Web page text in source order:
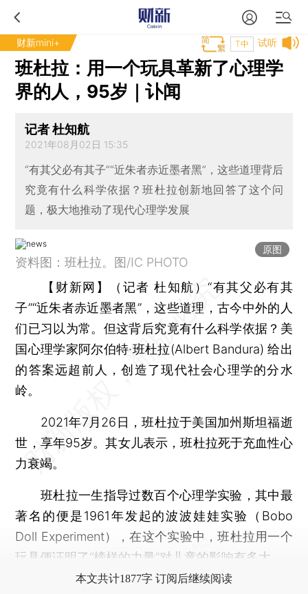
财新mini+ 试听
T中
班杜拉：用一个玩具革新了心理学
界的人，95岁｜讣闻
记者 杜知航
2021年08月02日 15:35
“有其父必有其子”“近朱者赤近墨者黑”，这些道理背后
究竟有什么科学依据？班杜拉创新地回答了这个问
题，极大地推动了现代心理学发展
原图
资料图：班杜拉。图/IC PHOTO
【财新网】（记者 杜知航）“有其父必有其
子”“近朱者赤近墨者黑”，这些道理，古今中外的人
们已习以为常。但这背后究竟有什么科学依据？美
国心理学家阿尔伯特·班杜拉(Albert Bandura) 给出
的答案远超前人，创造了现代社会心理学的分水
岭。
2021年7月26日，班杜拉于美国加州斯坦福逝
世，享年95岁。其女儿表示，班杜拉死于充血性心
力衰竭。
班杜拉一生指导过数百个心理学实验，其中最
著名的便是1961年发起的波波娃娃实验（Bobo
Doll Experiment），在这个实验中，班杜拉用一个
玩具便证明了“榜样的力量”对儿童的影响有多大。
本文共计1877字 订阅后继续阅读